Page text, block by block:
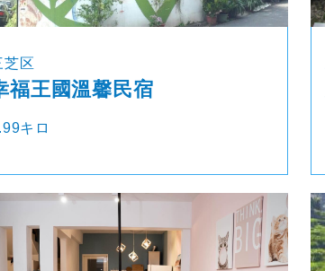
芝区
福王國溫馨民宿
キロ